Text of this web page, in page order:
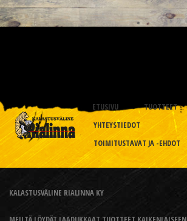
ETUSIVU TUOTTEET
YHTEYSTIEDOT
TOIMITUSTAVAT JA -EHDOT
KALASTUSVÄLINE RIALINNA KY